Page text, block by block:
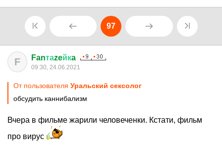
97
F Fanтаzeйкa
09:30, 24.06.2021
От пользователя Уральский сексолог
обсудить каннибализм
Вчера в фильме жарили человеченки. Кстати, фильм
про вирус